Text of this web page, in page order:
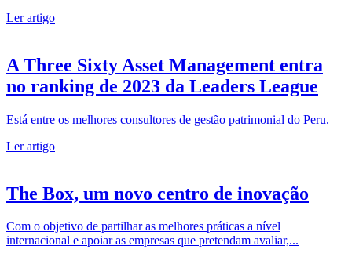
Ler artigo
A Three Sixty Asset Management entra
no ranking de 2023 da Leaders League
Está entre os melhores consultores de gestão patrimonial do Peru.
Ler artigo
The Box, um novo centro de inovação
Com o objetivo de partilhar as melhores práticas a nível
internacional e apoiar as empresas que pretendam avaliar,...